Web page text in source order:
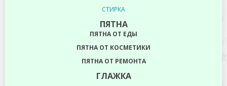
СТИРКА
ПЯТНА
ПЯТНА ОТ ЕДЫ
ПЯТНА ОТ КОСМЕТИКИ
ПЯТНА ОТ РЕМОНТА
ГЛАЖКА